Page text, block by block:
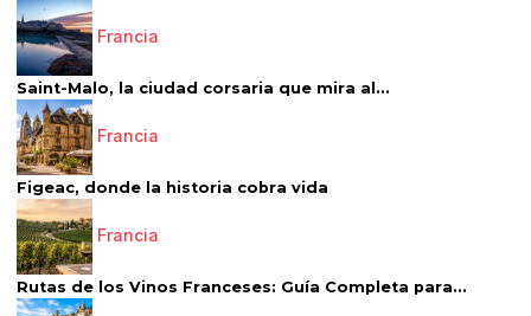
Francia
Saint-Malo, la ciudad corsaria que mira al...
Francia
Figeac, donde la historia cobra vida
Francia
Rutas de los Vinos Franceses: Guía Completa para...